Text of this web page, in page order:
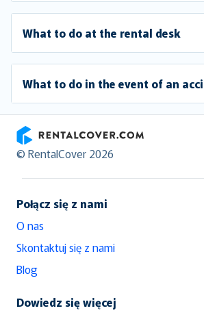
What to do at the rental desk
What to do in the event of an
RentalCover
© RentalCover 2026
Połącz się z nami
O nas
Skontaktuj się z nami
Blog
Dowiedz się więcej